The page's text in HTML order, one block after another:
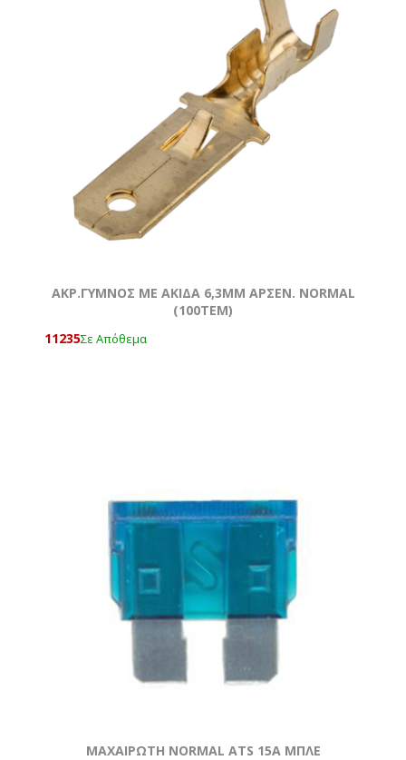
ΑΚΡ.ΓΥΜΝOΣ ΜΕ ΑΚΙΔΑ 6,3ΜΜ ΑΡΣΕΝ. NORMAL
(100ΤΕΜ)
11235Σε Απόθεμα
ΜΑΧΑΙΡΩΤΗ NORMAL ATS 15A ΜΠΛΕ